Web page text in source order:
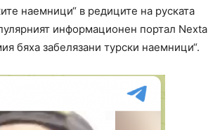
наемници“ в редиците на руската
информационен портал Nexta
бяха забелязани турски наемници“.